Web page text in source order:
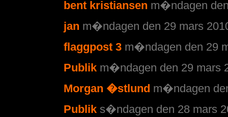
bent kristiansen m�ndagen
jan m�ndagen den 29 mars
flaggpost 3 m�ndagen den 29
Publik m�ndagen den 29 mars
Morgan �stlund m�ndagen
Publik s�ndagen den 28 mars